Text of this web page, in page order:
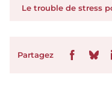
Le trouble de stress
Partagez